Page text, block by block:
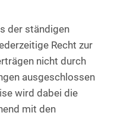
der ständigen
Recht zur
nicht durch
ausgeschlossen
wird dabei die
mit den